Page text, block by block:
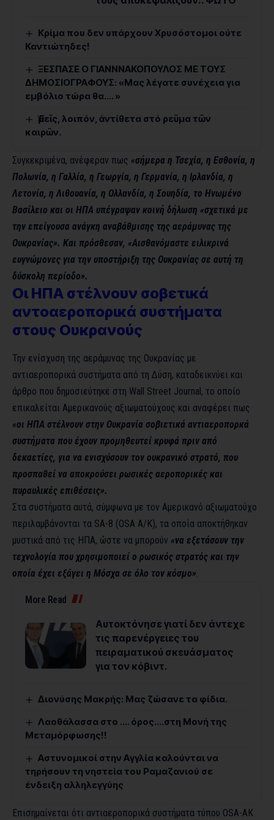
Κρίμα που δεν υπάρχουν Χρυσόστομοι ούτε
Καντιώτηδες!
ΞΕΣΠΑΣΕ Ο ΓΙΑΝΝΝΑΚΟΠΟΥΛΟΣ ΜΕ ΤΟΥΣ
ΔΗΜΟΣΙΟΓΡΑΦΟΥΣ: «Μας λέγατε συνέχεια για
εμβόλιο τώρα θα…. »
Ἐμεῖς, λοιπόν, ἀντίθετα στό ρεῦμα τῶν
καιρῶν.
Συγκεκριμένα, ανέφεραν πως «σήμερα η Τσεχία, η Εσθονία, η
Πολωνία, η Γαλλία, η Γεωργία, η Γερμανία, η Ιρλανδία, η
Λετονία, η Λιθουανία, η Ολλανδία, η Σουηδία, το Ηνωμένο
Βασίλειο και οι ΗΠΑ υπέγραψαν κοινή δήλωση «σχετικά με
την επείγουσα ανάγκη αναβάθμισης της αεράμυνας της
Ουκρανίας». Και πρόσθεσαν, «Αισθανόμαστε ειλικρινά
ευγνώμονες για την υποστήριξη της Ουκρανίας σε αυτή τη
δύσκολη περίοδο».
Οι ΗΠΑ στέλνουν σοβετικά
αντοαεροπορικά συστήματα
στους Ουκρανούς
Την ενίσχυση της αεράμυνας της Ουκρανίας με
αντιαεροπορικά συστήματα από τη Δύση, καταδεικνύει και
άρθρο που δημοσιεύτηκε στη Wall Street Journal, το οποίο
επικαλείται Αμερικανούς αξιωματούχους και αναφέρει πως
«οι ΗΠΑ στέλνουν στην Ουκρανία σοβιετικά αντιαεροπορκά
συστήματα που έχουν προμηθευτεί κρυφά πριν από
δεκαετίες, για να ενισχύσουν τον ουκρανικό στρατό, που
προσπαθεί να αποκρούσει ρωσικές αεροπορικές και
πυραυλικές επιθέσεις».
Στα συστήματα αυτά, σύμφωνα με τον Αμερικανό αξιωματούχο
περιλαμβάνονται τα SA-8 (OSA A/K), τα οποία αποκτήθηκαν
μυστικά από τις ΗΠΑ, ώστε να μπορούν «να εξετάσουν την
τεχνολογία που χρησιμοποιεί ο ρωσικός στρατός και την
οποία έχει εξάγει η Μόσχα σε όλο τον κόσμο».
More Read
Αυτοκτόνησε γιατί δεν άντεχε
τις παρενέργειες του
πειραματικού σκευάσματος
για τον κόβιντ.
Διονύσης Μακρής: Μας ζώσανε τα φίδια.
Λαοθάλασσα στο …. όρος….στη Μονή της
Μεταμόρφωσης!!
Αστυνομικοί στην Αγγλία καλούνται να
τηρήσουν τη νηστεία του Ραμαζανιού σε
ένδειξη αλληλεγγύης
Επισημαίνεται ότι αντιαεροπορικά συστήματα τύπου OSA-AK